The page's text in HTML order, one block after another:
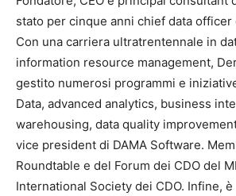
stato per cinque anni chief data officer
Con una carriera ultratrentennale in
information resource management,
gestito numerosi programmi e
Data, advanced analytics, business
warehousing, data quality
vice president di DAMA Software.
Roundtable e del Forum dei CDO del
International Society dei CDO. Infine,